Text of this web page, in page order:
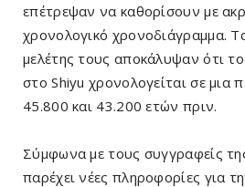
επέτρεψαν να καθορίσουν με
χρονολογικό χρονοδιάγραμμα.
μελέτης τους αποκάλυψαν ότι
στο Shiyu χρονολογείται σε μια
45.800 και 43.200 ετών πριν.
Σύμφωνα με τους συγγραφείς
παρέχει νέες πληροφορίες για